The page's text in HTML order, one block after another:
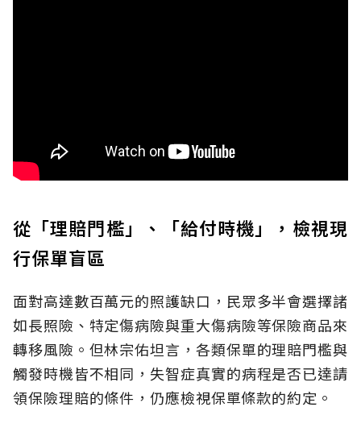
從「理賠門檻」、「給付時機」，檢視現
行保單盲區
面對高達數百萬元的照護缺口，民眾多半會選擇諸
如長照險、特定傷病險與重大傷病險等保險商品來
轉移風險。但林宗佑坦言，各類保單的理賠門檻與
觸發時機皆不相同，失智症真實的病程是否已達請
領保險理賠的條件，仍應檢視保單條款的約定。